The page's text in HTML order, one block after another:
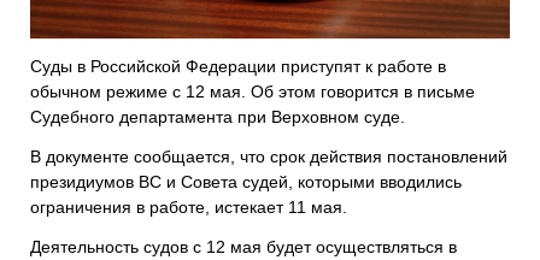
Суды в Российской Федерации приступят к работе в
обычном режиме с 12 мая. Об этом говорится в письме
Судебного департамента при Верховном суде.
В документе сообщается, что срок действия постановлений
президиумов ВС и Совета судей, которыми вводились
ограничения в работе, истекает 11 мая.
Деятельность судов с 12 мая будет осуществляться в